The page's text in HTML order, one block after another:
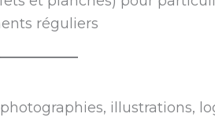
réguliers
illustrations,